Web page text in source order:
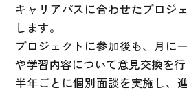
キャリアパスに合わせたプロジ
します。
プロジェクトに参加後も、月に
や学習内容について意見交換を行
半年ごとに個別面談を実施し、